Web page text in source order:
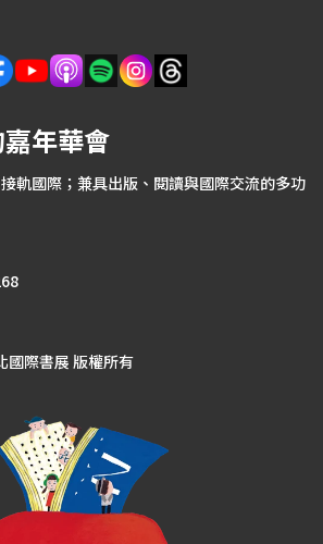
年華會
軌國際；兼具出版、閱讀與國際交流的多功
際書展 版權所有